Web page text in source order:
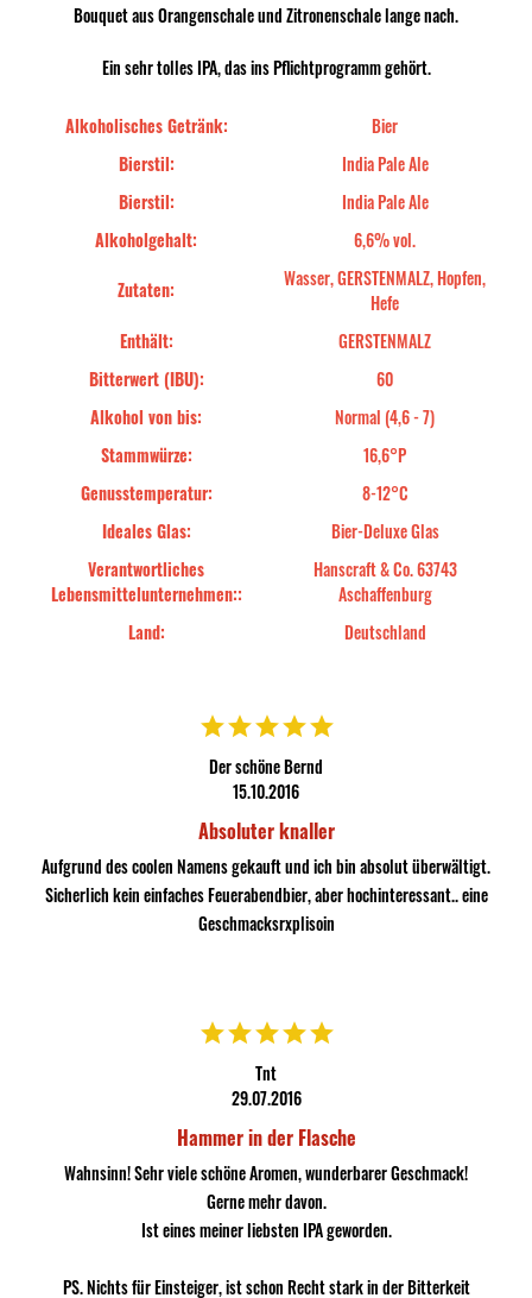
Bouquet aus Orangenschale und Zitronenschale lange nach.
Ein sehr tolles IPA, das ins Pflichtprogramm gehört.
Alkoholisches Getränk:
Bier
Bierstil:
India Pale Ale
Bierstil:
India Pale Ale
Alkoholgehalt:
6,6% vol.
Zutaten:
Wasser, GERSTENMALZ, Hopfen,
Hefe
Enthält:
GERSTENMALZ
Bitterwert (IBU):
60
Alkohol von bis:
Normal (4,6 - 7)
Stammwürze:
16,6°P
Genusstemperatur:
8-12°C
Ideales Glas:
Bier-Deluxe Glas
Verantwortliches
Lebensmittelunternehmen::
Hanscraft & Co. 63743
Aschaffenburg
Land:
Deutschland
Der schöne Bernd
15.10.2016
Absoluter knaller
Aufgrund des coolen Namens gekauft und ich bin absolut überwältigt.
Sicherlich kein einfaches Feuerabendbier, aber hochinteressant.. eine
Geschmacksrxplisoin
Tnt
29.07.2016
Hammer in der Flasche
Wahnsinn! Sehr viele schöne Aromen, wunderbarer Geschmack!
Gerne mehr davon.
Ist eines meiner liebsten IPA geworden.
PS. Nichts für Einsteiger, ist schon Recht stark in der Bitterkeit